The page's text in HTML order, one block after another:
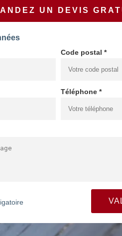
UN DEVIS
Code postal *
Téléphone *